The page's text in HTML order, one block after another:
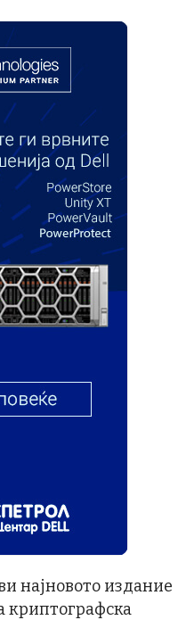
најновото издание
криптографска